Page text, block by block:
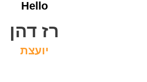
Hello
רז דהן
יועצת